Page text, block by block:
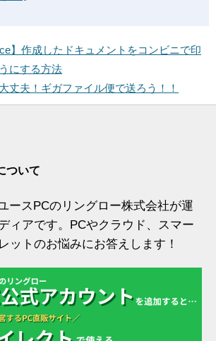
】作成したドキュメントをコンビニで印
にする方法
丈夫！ギガファイル便で送ろう！！
ついて
ースPCのリングロー株式会社が運
ィアです。PCやクラウド、スマー
ットのお悩みにお答えします！